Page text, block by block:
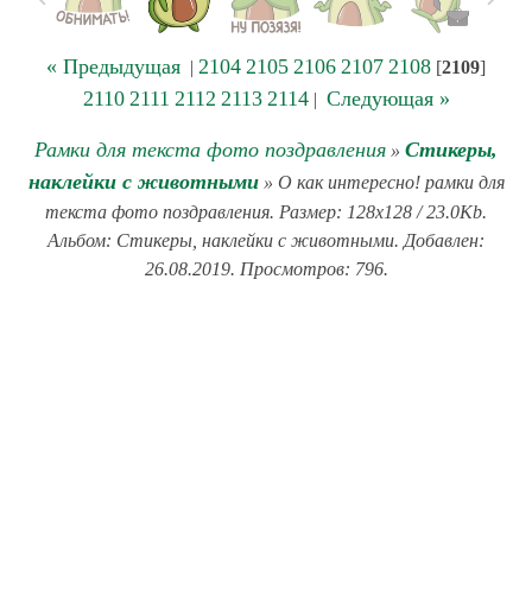
« Предыдущая | 2104 2105 2106 2107 2108 [2109]
2110 2111 2112 2113 2114| Следующая »
Рамки для текста фото поздравления » Стикеры,
наклейки с животными» О как интересно! рамки для
текста фото поздравления. Размер: 128x128 / 23.0Kb.
Альбом: Стикеры, наклейки с животными. Добавлен:
26.08.2019. Просмотров: 796.